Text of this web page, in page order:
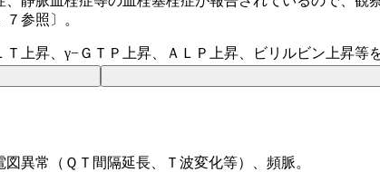
参照〕。
昇、γ−ＧＴＰ上昇、ＡＬＰ上昇、ビリルビン上昇等
異常（ＱＴ間隔延長、Ｔ波変化等）、頻脈。